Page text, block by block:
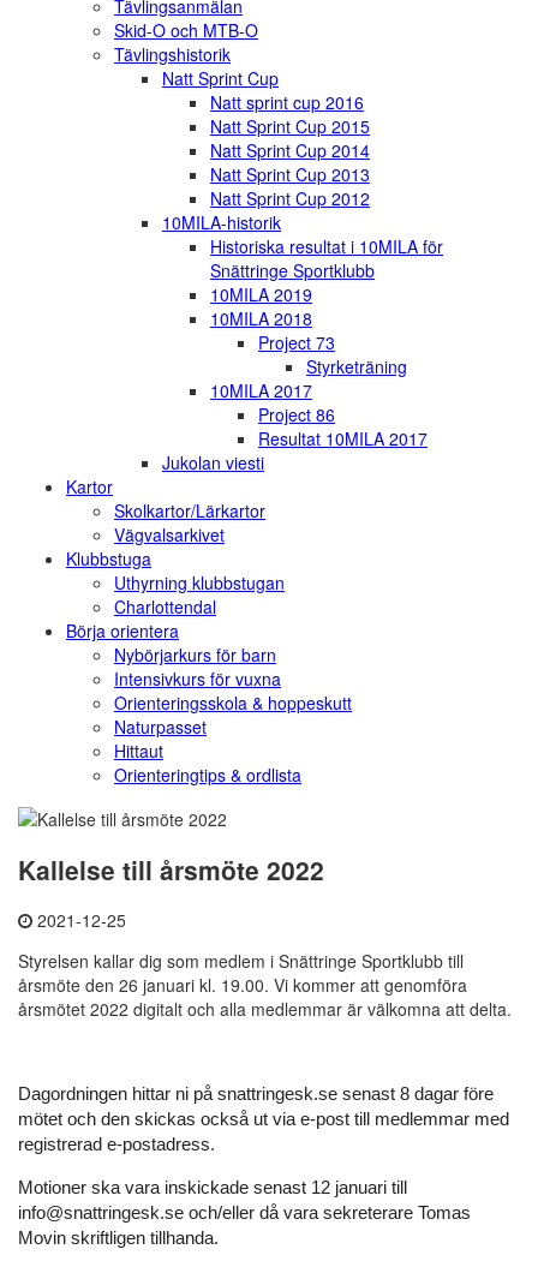
Tävlingsanmälan
Skid-O och MTB-O
Tävlingshistorik
Natt Sprint Cup
Natt sprint cup 2016
Natt Sprint Cup 2015
Natt Sprint Cup 2014
Natt Sprint Cup 2013
Natt Sprint Cup 2012
10MILA-historik
Historiska resultat i 10MILA för
Snättringe Sportklubb
10MILA 2019
10MILA 2018
Project 73
Styrketräning
10MILA 2017
Project 86
Resultat 10MILA 2017
Jukolan viesti
Kartor
Skolkartor/Lärkartor
Vägvalsarkivet
Klubbstuga
Uthyrning klubbstugan
Charlottendal
Börja orientera
Nybörjarkurs för barn
Intensivkurs för vuxna
Orienteringsskola & hoppeskutt
Naturpasset
Hittaut
Orienteringtips & ordlista
Kallelse till årsmöte 2022
2021-12-25
Styrelsen kallar dig som medlem i Snättringe Sportklubb till
årsmöte den 26 januari kl. 19.00. Vi kommer att genomföra
årsmötet 2022 digitalt och alla medlemmar är välkomna att delta.
Dagordningen hittar ni på snattringesk.se senast 8 dagar före
mötet och den skickas också ut via e-post till medlemmar med
registrerad e-postadress.
Motioner ska vara inskickade senast 12 januari till
info@snattringesk.se och/eller då vara sekreterare Tomas
Movin skriftligen tillhanda.